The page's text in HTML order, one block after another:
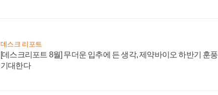
데스크 리포트
[데스크리포트 8월] 무더운 입추에 든 생각, 제약바이오 하반기 훈풍
기대한다